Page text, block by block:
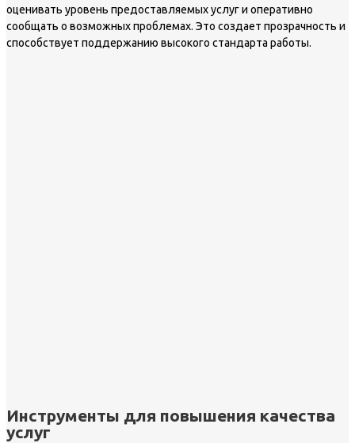
оценивать уровень предоставляемых услуг и оперативно
сообщать о возможных проблемах. Это создает прозрачность и
способствует поддержанию высокого стандарта работы.
Инструменты для повышения качества
услуг